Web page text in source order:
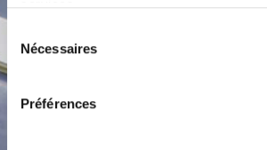
services.
consentement
Nécessaires
Préférences